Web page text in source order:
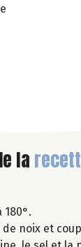
la
noix et